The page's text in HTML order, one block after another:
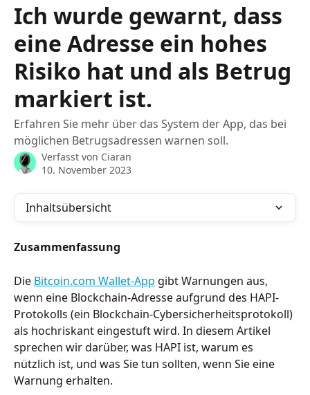
Ich wurde gewarnt, dass
eine Adresse ein hohes
Risiko hat und als Betrug
markiert ist.
Erfahren Sie mehr über das System der App, das bei
möglichen Betrugsadressen warnen soll.
Verfasst von Ciaran
10. November 2023
Inhaltsübersicht
Zusammenfassung
Die Bitcoin.com Wallet-App gibt Warnungen aus,
wenn eine Blockchain-Adresse aufgrund des HAPI-
Protokolls (ein Blockchain-Cybersicherheitsprotokoll)
als hochriskant eingestuft wird. In diesem Artikel
sprechen wir darüber, was HAPI ist, warum es
nützlich ist, und was Sie tun sollten, wenn Sie eine
Warnung erhalten.